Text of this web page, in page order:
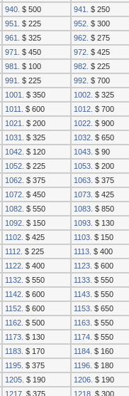
940. $ 500 941. $ 250
951. $ 225 952. $ 300
961. $ 325 962. $ 275
971. $ 450 972. $ 425
981. $ 100 982. $ 225
991. $ 225 992. $ 700
1001. $ 350 1002. $ 325
1011. $ 600 1012. $ 700
1021. $ 200 1022. $ 900
1031. $ 325 1032. $ 650
1042. $ 120 1043. $ 90
1052. $ 225 1053. $ 200
1062. $ 375 1063. $ 375
1072. $ 450 1073. $ 425
1082. $ 550 1083. $ 850
1092. $ 150 1093. $ 130
1102. $ 425 1103. $ 150
1112. $ 225 1113. $ 400
1122. $ 400 1123. $ 600
1132. $ 550 1133. $ 550
1142. $ 600 1143. $ 550
1152. $ 600 1153. $ 650
1162. $ 500 1163. $ 550
1173. $ 130 1174. $ 550
1183. $ 170 1184. $ 160
1195. $ 375 1196. $ 180
1205. $ 190 1206. $ 190
1217. $ 375 1218. $ 300